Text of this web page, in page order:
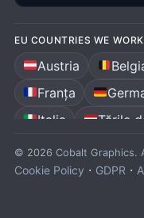
EU COUNTRIES WE
Austria
Franța
Italia
Țările
Portugalia
© 2026 Cobalt Graphics.
Cookie Policy · GDPR ·